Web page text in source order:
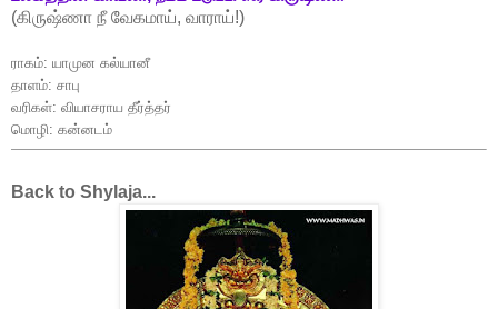
(கிருஷ்ணா நீ வேகமாய், வாராய்!)
ராகம்: யாமுன கல்யானீ
தாளம்: சாபு
வரிகள்: வியாசராய தீர்த்தர்
மொழி: கன்னடம்
Back to Shylaja...